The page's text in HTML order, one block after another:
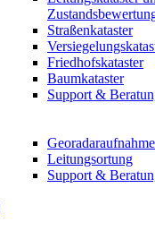
Straßenkataster
Friedhofskataster
Baumkataster
Support &
Georadaraufnahme
Leitungsortung
Support &